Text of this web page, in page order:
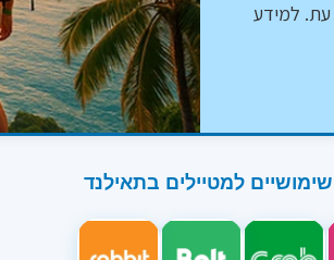
עת. למידע
שימושיים למטיילים בתאילנד